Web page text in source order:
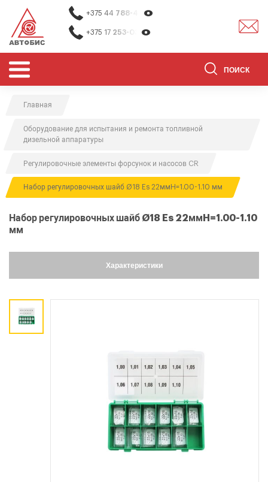
ОБОРУДОВАНИЕ ДЛЯ ОЧИСТКИ
О НАС
КОНТАКТЫ
0 0
Коммерческий отдел:
+375 44788-40-13
+375 17
220004, г. Минск, ул. Западная,
+375 44 788-40-13
+375 17 253-03-26
Главная
Оборудование для испытания и ремонта топливной
дизельной аппаратуры
Регулировочные элементы форсунок и насосов CR
Набор регулировочных шайб Ø18 Es 22ммH=1.00-1.10 мм
Набор регулировочных шайб Ø18 Es 22ммH=1.00-1.10
мм
Характеристики